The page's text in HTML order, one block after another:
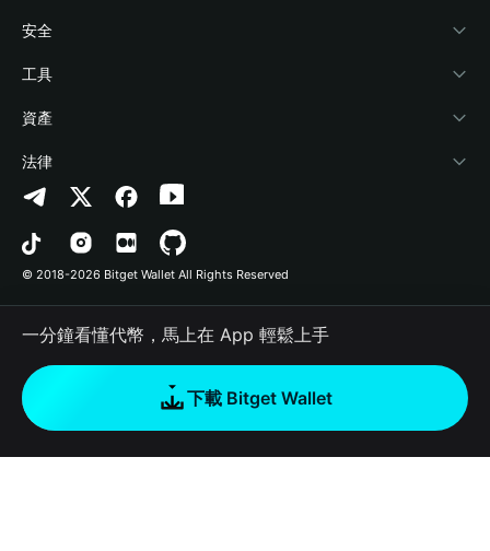
學院
加密資訊
幫助中心
‌聯繫我們
品牌資源
工作機會
Stablecoin Earn
Payfi Crypto
Crypto Swap API
Altcoin Season Index
Prediction Markets
DApp
RWA
如何購買加密貨幣
開發者文件
連接錢包
Bitget Wallet Pay
合作上架
安全
風險保障基金
安全防護技術
工具
快捷買幣
授權檢測
合約檢測
批次轉帳
資產
Arbitrum
Avalanche
Bitcoin
Polygon
法律
隱私協議
用戶使用協議
© 2018-2026 Bitget Wallet All Rights Reserved
一分鐘看懂代幣，馬上在 App 輕鬆上手
下載 Bitget Wallet